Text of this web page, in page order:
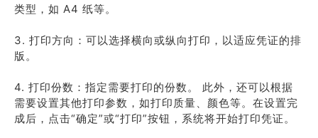
类型，如 A4 纸等。
3. 打印方向：可以选择横向或纵向打印，以适应凭证的排
版。
4. 打印份数：指定需要打印的份数。 此外，还可以根据
需要设置其他打印参数，如打印质量、颜色等。在设置完
成后，点击“确定”或“打印”按钮，系统将开始打印凭证。